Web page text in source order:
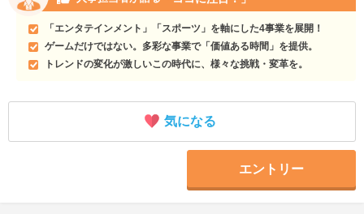
「エンタテインメント」「スポーツ」を軸にした4事業を展開！
ゲームだけではない。多彩な事業で「価値ある時間」を提供。
トレンドの変化が激しいこの時代に、様々な挑戦・変革を。
気になる
エントリー